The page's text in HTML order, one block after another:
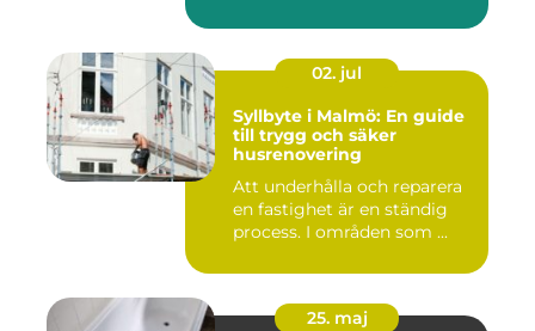
02. jul
Syllbyte i Malmö: En guide
till trygg och säker
husrenovering
Att underhålla och reparera
en fastighet är en ständig
process. I områden som ...
25. maj